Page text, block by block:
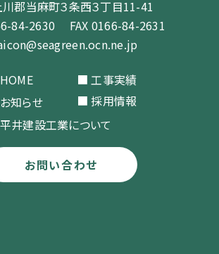
郡当⿇町３条⻄３丁⽬11-41
84-2630 FAX 0166-84-2631
HOME
お知らせ
平井建設工業について
工事実績
採用情報
お問い合わせ